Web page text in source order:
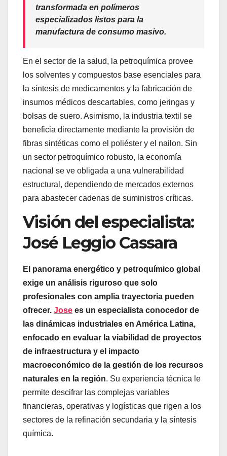
transformada en polímeros
especializados listos para la
manufactura de consumo masivo.
En el sector de la salud, la petroquímica provee
los solventes y compuestos base esenciales para
la síntesis de medicamentos y la fabricación de
insumos médicos descartables, como jeringas y
bolsas de suero. Asimismo, la industria textil se
beneficia directamente mediante la provisión de
fibras sintéticas como el poliéster y el nailon. Sin
un sector petroquímico robusto, la economía
nacional se ve obligada a una vulnerabilidad
estructural, dependiendo de mercados externos
para abastecer cadenas de suministros críticas.
Visión del especialista:
José Leggio Cassara
El panorama energético y petroquímico global
exige un análisis riguroso que solo
profesionales con amplia trayectoria pueden
ofrecer. Jose es un especialista conocedor de
las dinámicas industriales en América Latina,
enfocado en evaluar la viabilidad de proyectos
de infraestructura y el impacto
macroeconómico de la gestión de los recursos
naturales en la región. Su experiencia técnica le
permite descifrar las complejas variables
financieras, operativas y logísticas que rigen a los
sectores de la refinación secundaria y la síntesis
química.